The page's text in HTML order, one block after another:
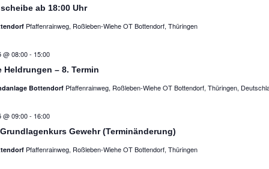
ab 18:00 Uhr
Pfaffenrainweg, Roßleben-Wiehe OT Bottendorf, Thüringen
– 8. Termin
@ 08:00- 15:00
Bottendorf Pfaffenrainweg, Roßleben-Wiehe OT Bottendorf, Thüringen,
Gewehr (Terminänderung)
@ 09:00- 16:00
Pfaffenrainweg, Roßleben-Wiehe OT Bottendorf, Thüringen